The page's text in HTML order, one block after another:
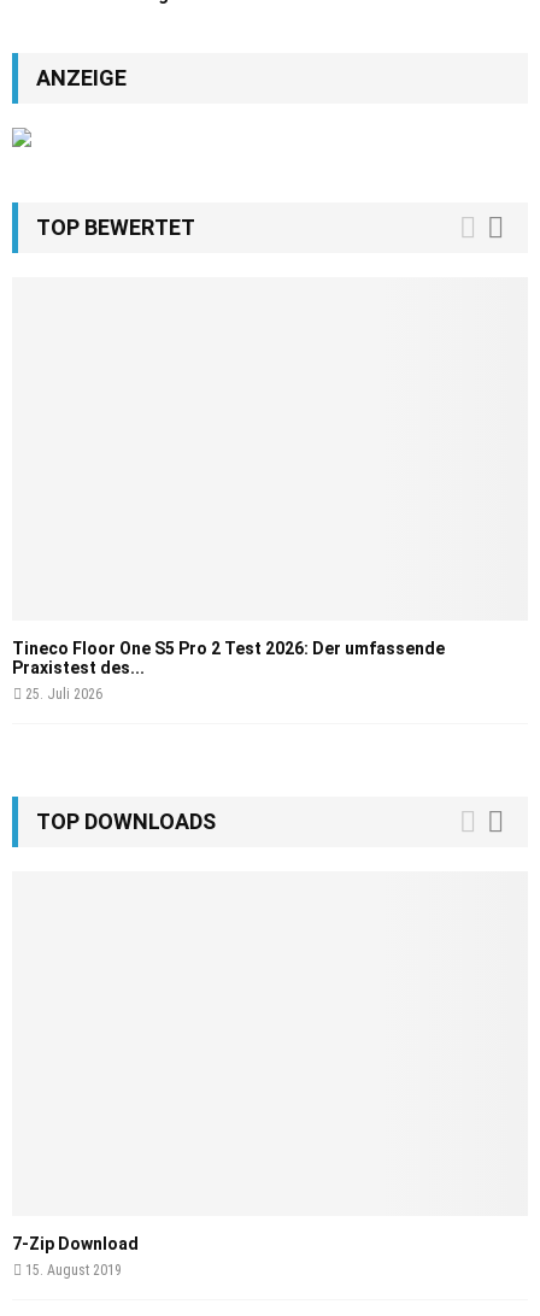
ANZEIGE
TOP BEWERTET
Tineco Floor One S5 Pro 2 Test 2026: Der umfassende
Praxistest des...
25. Juli 2026
TOP DOWNLOADS
7-Zip Download
15. August 2019